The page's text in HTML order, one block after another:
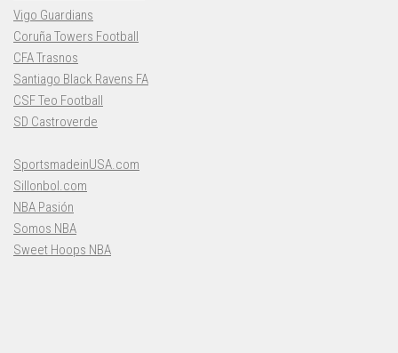
Vigo Guardians
Coruña Towers Football
CFA Trasnos
Santiago Black Ravens FA
CSF Teo Football
SD Castroverde
SportsmadeinUSA.com
Sillonbol.com
NBA Pasión
Somos NBA
Sweet Hoops NBA